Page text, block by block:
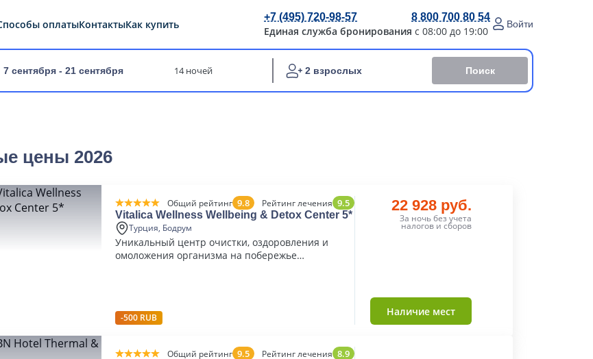
оплатыКонтактыКак купить
+7 (495) 720-98-57 8 800 700 80 54
Единая служба бронирования с 08:00 до 19:00
Войти
7 сентября - 21 сентября 14 ночей 2 взрослых Поиск
цены 2026
Общий рейтинг 9.8 Рейтинг лечения 9.5
Vitalica Wellness Wellbeing & Detox Center 5*
Турция, Бодрум
Уникальный центр очистки, оздоровления и
омоложения организма на побережье
-500 RUB
22 928 руб.
За ночь без учета
налогов и сборов
Наличие мест
Общий рейтинг 9.5 Рейтинг лечения 8.9